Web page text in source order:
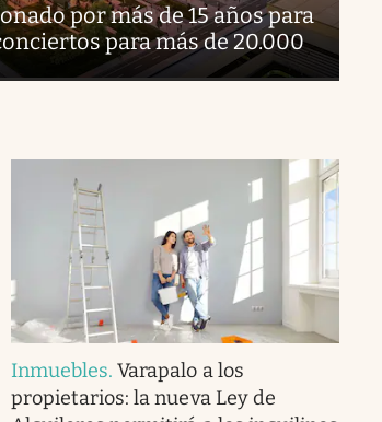
por más de 15 años para
para más de 20.000
Inmuebles.Varapalo a los
propietarios: la nueva Ley de